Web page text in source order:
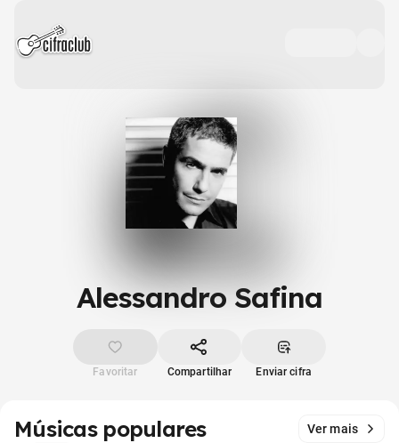
Alessandro Safina
Favoritar Compartilhar Enviar cifra
Músicas populares
Ver mais